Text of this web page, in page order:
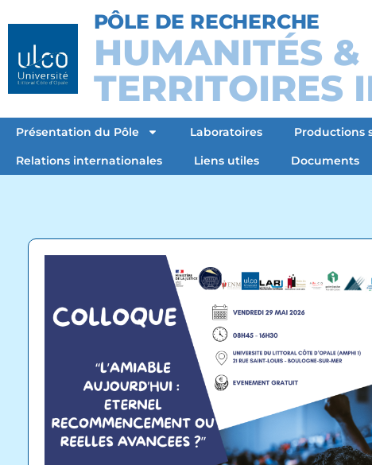
PÔLE DE RECHERCHE
HUMANITÉS &
TERRITOIRES
Présentation du Pôle Laboratoires Productions
Relations internationales
Liens utiles Documents